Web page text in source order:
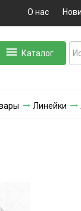
О нас
Каталог
Линейки